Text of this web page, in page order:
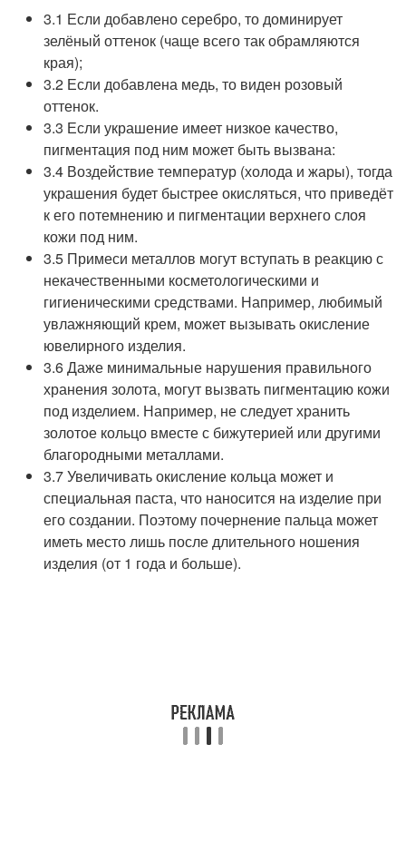
3.1 Если добавлено серебро, то доминирует
зелёный оттенок (чаще всего так обрамляются
края);
3.2 Если добавлена медь, то виден розовый
оттенок.
3.3 Если украшение имеет низкое качество,
пигментация под ним может быть вызвана:
3.4 Воздействие температур (холода и жары), тогда
украшения будет быстрее окисляться, что приведёт
к его потемнению и пигментации верхнего слоя
кожи под ним.
3.5 Примеси металлов могут вступать в реакцию с
некачественными косметологическими и
гигиеническими средствами. Например, любимый
увлажняющий крем, может вызывать окисление
ювелирного изделия.
3.6 Даже минимальные нарушения правильного
хранения золота, могут вызвать пигментацию кожи
под изделием. Например, не следует хранить
золотое кольцо вместе с бижутерией или другими
благородными металлами.
3.7 Увеличивать окисление кольца может и
специальная паста, что наносится на изделие при
его создании. Поэтому почернение пальца может
иметь место лишь после длительного ношения
изделия (от 1 года и больше).